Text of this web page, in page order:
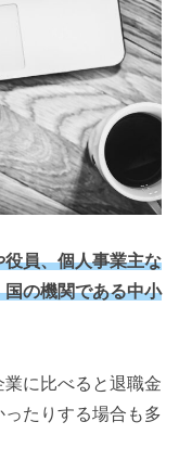
員、個人事業主な
の機関である中小
に比べると退職金
たりする場合も多